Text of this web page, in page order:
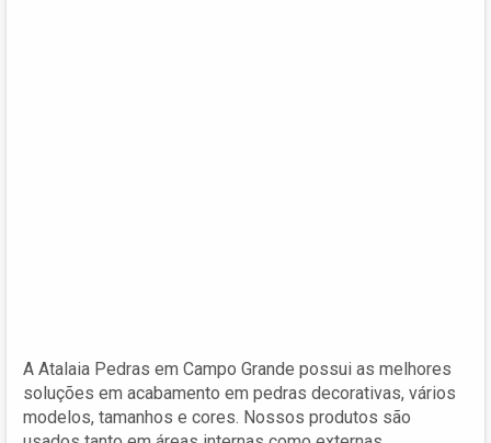
A Atalaia Pedras em Campo Grande possui as melhores
soluções em acabamento em pedras decorativas, vários
modelos, tamanhos e cores. Nossos produtos são